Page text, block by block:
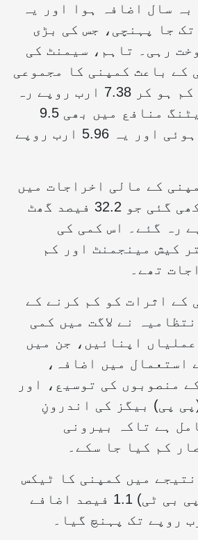
سال بہ سال اضافہ ہوا اور یہ
تک جا پہنچی، جس کی بڑی
رہی۔ تاہم، سیمنٹ کی
کے باعث کمپنی کا مجموعی
منافع 6.4 فیصد کم ہو کر 7.38 ارب روپے رہ
گیا، جبکہ آپریٹنگ منافع میں بھی 9.5
فیصد کمی واقع ہوئی اور یہ 5.96 ارب روپے
کے مالی اخراجات میں
نمایاں کمی دیکھی گئی جو 32.2 فیصد گھٹ
روپے رہ گئے۔ اس کمی کی
کیش مینجمنٹ اور کم
تھے۔
کے اثرات کو کم کرنے کے
نے لاگت میں کمی
اپنائیں، جن میں
استعمال میں اضافہ،
منصوبوں کی توسیع، اور
پی) بیگز کی اندرونِ
ہے تاکہ بیرونی
کم کیا جا سکے۔
میں کمپنی کا ٹیکس
سے قبل منافع (پی بی ٹی) 1.1 فیصد اضافے